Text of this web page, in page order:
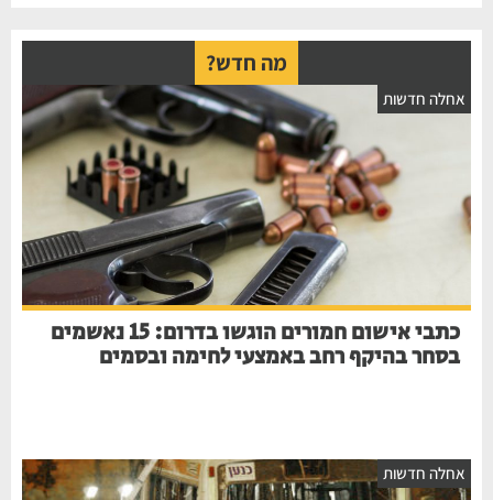
מה חדש?
חדשות
כתבי אישום חמורים הוגשו בדרום: 15 נאשמים
בסחר בהיקף רחב באמצעי לחימה ובסמים
חדשות